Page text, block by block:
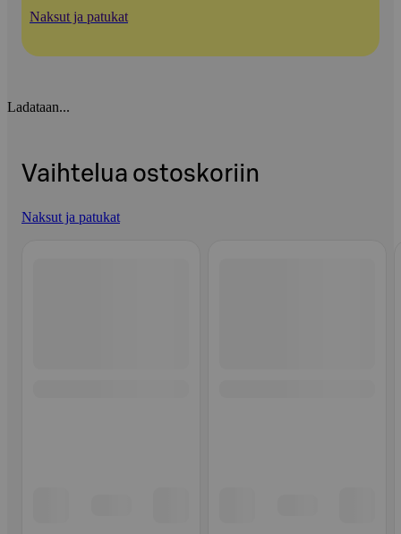
Naksut ja patukat
Ladataan...
Vaihtelua ostoskoriin
Naksut ja patukat